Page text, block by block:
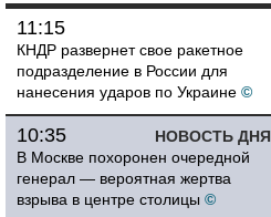
11:15
КНДР развернет свое ракетное
подразделение в России для
нанесения ударов по Украине ©
НОВОСТЬ ДНЯ
10:35
В Москве похоронен очередной
генерал — вероятная жертва
взрыва в центре столицы ©